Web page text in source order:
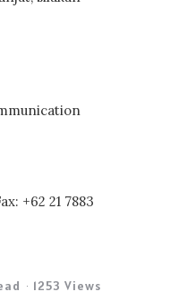
+62 21 7883
1253 Views